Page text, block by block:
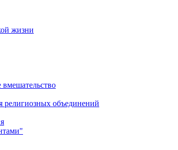
жизни
религиозных объединений